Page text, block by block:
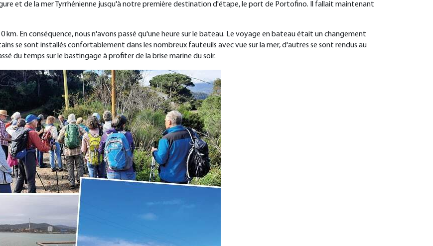
et de la mer Tyrrhénienne jusqu'à notre première destination d'étape, le port de Portofino. Il fallait maintenant
En conséquence, nous n'avons passé qu'une heure sur le bateau. Le voyage en bateau était un changement
se sont installés confortablement dans les nombreux fauteuils avec vue sur la mer, d'autres se sont rendus au
du temps sur le bastingage à profiter de la brise marine du soir.